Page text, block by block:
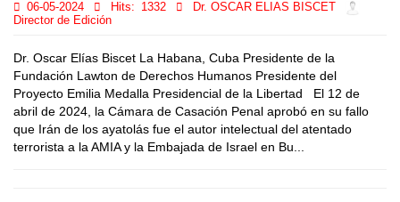
06-05-2024 Hits: 1332
Dr. OSCAR ELIAS BISCET
Director de Edición
Dr. Oscar Elías Biscet La Habana, Cuba Presidente de la
Fundación Lawton de Derechos Humanos Presidente del
Proyecto Emilia Medalla Presidencial de la Libertad El 12 de
abril de 2024, la Cámara de Casación Penal aprobó en su fallo
que Irán de los ayatolás fue el autor intelectual del atentado
terrorista a la AMIA y la Embajada de Israel en Bu...